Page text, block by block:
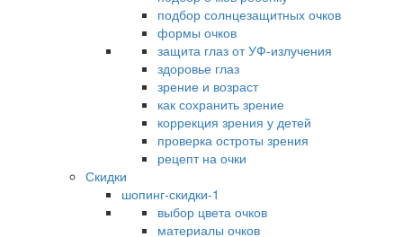
подбор солнцезащитных очков
формы очков
защита глаз от УФ-излучения
здоровье глаз
зрение и возраст
как сохранить зрение
коррекция зрения у детей
проверка остроты зрения
рецепт на очки
Скидки
шопинг-скидки-1
выбор цвета очков
материалы очков